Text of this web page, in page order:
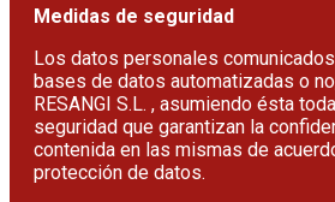
Medidas de seguridad
Los datos personales
bases de datos automatizadas o
RESANGI S.L. , asumiendo ésta
seguridad que garantizan la
contenida en las mismas de
protección de datos.